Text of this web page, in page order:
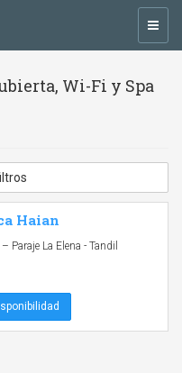
Wi-Fi y Spa
Haian
Paraje La Elena - Tandil